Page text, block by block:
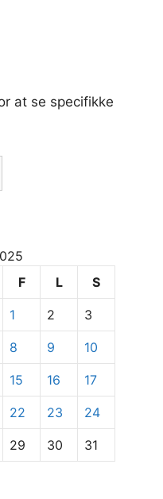
at se specifikke
F L S
1 2 3
8 9 10
15 16 17
22 23 24
29 30 31